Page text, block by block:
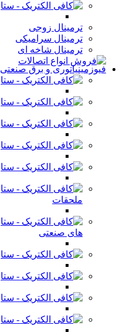
ترمینال زوجی
ترمینال سرامیکی
ترمینال شاخه ای
فیوزمینیاتوری و برق صنعتی
ملحقات
های صنعتی